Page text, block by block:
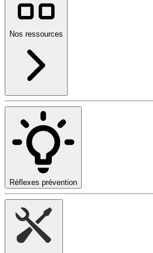
Nos ressources
Réflexes prévention